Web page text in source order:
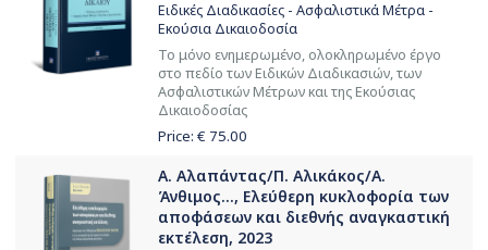
Ειδικές Διαδικασίες - Ασφαλιστικά Μέτρα -
Εκούσια Δικαιοδοσία
Το μόνο ενημερωμένο, ολοκληρωμένο έργο
στο πεδίο των Ειδικών Διαδικασιών, των
Ασφαλιστικών Μέτρων και της Εκούσιας
Δικαιοδοσίας
Price: € 75.00
Α. Αλαπάντας/Π. Αλικάκος/Α.
Άνθιμος..., Ελεύθερη κυκλοφορία των
αποφάσεων και διεθνής αναγκαστική
εκτέλεση, 2023